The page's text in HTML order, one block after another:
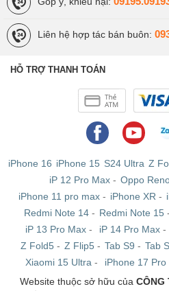
Liên hệ hợp tác bán buôn:
HỖ TRỢ THANH TOÁN
iPhone 16 iPhone 15 S24 Ultra Z
iP 12 Pro Max- Oppo
iPhone 11 pro max- iPhone XR -
Redmi Note 14 - Redmi Note 15 -
iP 13 Pro Max - iP 14 Pro Max -
Z Fold5 - Z Flip5 - Tab S9 - Tab
Xiaomi 15 Ultra - iPhone 17 Pro
Website thuộc sở hữu của CÔNG